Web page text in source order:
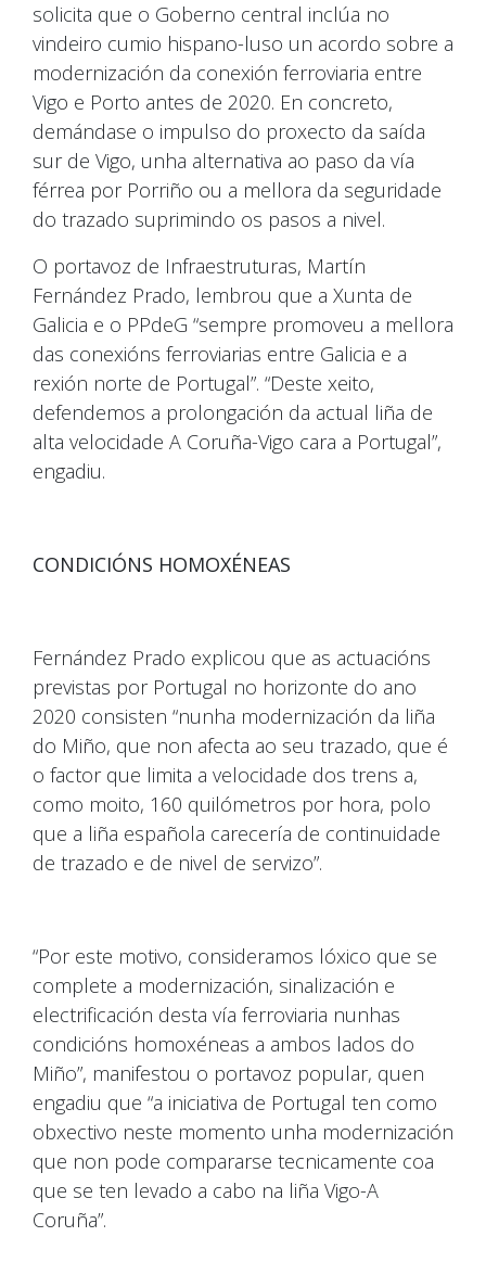
solicita que o Goberno central inclúa no
vindeiro cumio hispano-luso un acordo sobre a
modernización da conexión ferroviaria entre
Vigo e Porto antes de 2020. En concreto,
demándase o impulso do proxecto da saída
sur de Vigo, unha alternativa ao paso da vía
férrea por Porriño ou a mellora da seguridade
do trazado suprimindo os pasos a nivel.
O portavoz de Infraestruturas, Martín
Fernández Prado, lembrou que a Xunta de
Galicia e o PPdeG “sempre promoveu a mellora
das conexións ferroviarias entre Galicia e a
rexión norte de Portugal”. “Deste xeito,
defendemos a prolongación da actual liña de
alta velocidade A Coruña-Vigo cara a Portugal”,
engadiu.
CONDICIÓNS HOMOXÉNEAS
Fernández Prado explicou que as actuacións
previstas por Portugal no horizonte do ano
2020 consisten “nunha modernización da liña
do Miño, que non afecta ao seu trazado, que é
o factor que limita a velocidade dos trens a,
como moito, 160 quilómetros por hora, polo
que a liña española carecería de continuidade
de trazado e de nivel de servizo”.
“Por este motivo, consideramos lóxico que se
complete a modernización, sinalización e
electrificación desta vía ferroviaria nunhas
condicións homoxéneas a ambos lados do
Miño”, manifestou o portavoz popular, quen
engadiu que “a iniciativa de Portugal ten como
obxectivo neste momento unha modernización
que non pode compararse tecnicamente coa
que se ten levado a cabo na liña Vigo-A
Coruña”.